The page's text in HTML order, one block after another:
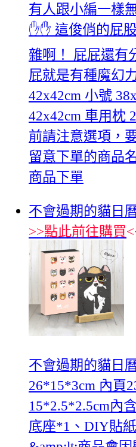
有人跟小編一樣
✋✋️ 這俊俏的屁
雜啊！ 屁屁還有
屁就是有種魔幻
42x42cm 小號
42x42cm 車用枕
前請注意選項，
留意下單的商品
商品下單
不會過期的貓日
>>點此前往購買
不會過期的貓日
26*15*3cm 內頁
15*2.5*2.5cm內
底座*1、DIY貼